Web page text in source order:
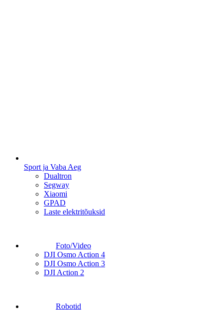
Sport ja Vaba Aeg
Dualtron
Segway
Xiaomi
GPAD
Laste elektritõuksid
Foto/Video
DJI Osmo Action 4
DJI Osmo Action 3
DJI Action 2
Robotid